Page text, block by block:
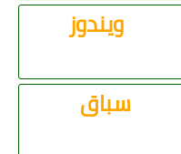
ويندوز
سباق